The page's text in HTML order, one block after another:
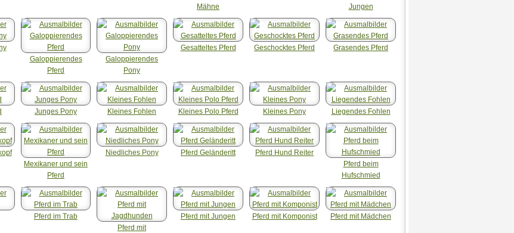
Mähne
Jungen
Galoppierendes
Pferd
Galoppierendes
Pony
Gesatteltes Pferd Geschocktes Pferd Grasendes Pferd
Junges Pony Kleines Fohlen Kleines Polo Pferd Kleines Pony Liegendes Fohlen
Mexikaner und sein
Pferd
Niedliches Pony Pferd Geländeritt
Pferd Hund Reiter
Pferd beim
Hufschmied
Pferd im Trab
Pferd mit
Pferd mit Jungen Pferd mit Komponist Pferd mit Mädchen